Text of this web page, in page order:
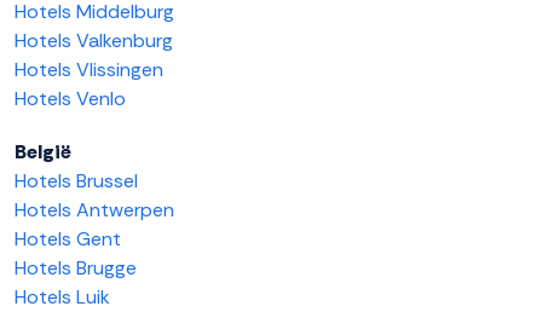
Hotels Middelburg
Hotels Valkenburg
Hotels Vlissingen
Hotels Venlo
België
Hotels Brussel
Hotels Antwerpen
Hotels Gent
Hotels Brugge
Hotels Luik